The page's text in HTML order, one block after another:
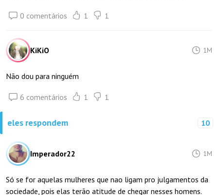
0 comentários 1 1
KiKiO 1M
Não dou para ninguém
6 comentários 1 1
eles respondem 10
Imperador22 1M
Só se for aquelas mulheres que nao ligam pro julgamentos da
sociedade, pois elas terão atitude de chegar nesses homens.